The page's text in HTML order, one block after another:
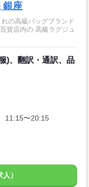
銀座
の高級バッグブランド
貨店内の 高級ラグジュ
)、翻訳・通訳、品
11:15〜20:15
）